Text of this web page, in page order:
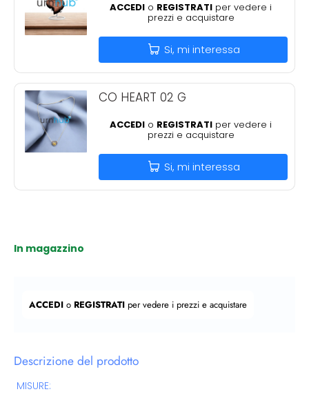
ACCEDI o REGISTRATI per vedere i
prezzi e acquistare
Si, mi interessa
CO HEART 02 G
ACCEDI o REGISTRATI per vedere i
prezzi e acquistare
Si, mi interessa
In magazzino
ACCEDI o REGISTRATI per vedere i prezzi e acquistare
Descrizione del prodotto
MISURE: